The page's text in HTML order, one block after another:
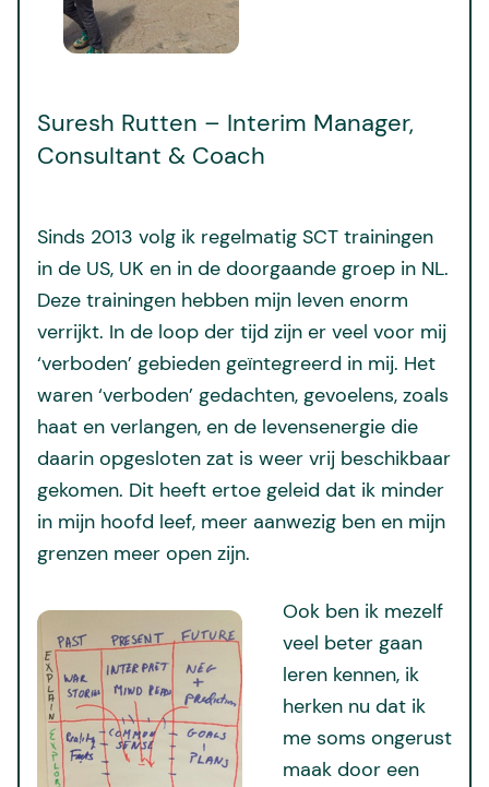
Suresh Rutten – Interim Manager,
Consultant & Coach
Sinds 2013 volg ik regelmatig SCT trainingen
in de US, UK en in de doorgaande groep in NL.
Deze trainingen hebben mijn leven enorm
verrijkt. In de loop der tijd zijn er veel voor mij
‘verboden’ gebieden geïntegreerd in mij. Het
waren ‘verboden’ gedachten, gevoelens, zoals
haat en verlangen, en de levensenergie die
daarin opgesloten zat is weer vrij beschikbaar
gekomen. Dit heeft ertoe geleid dat ik minder
in mijn hoofd leef, meer aanwezig ben en mijn
grenzen meer open zijn.
Ook ben ik mezelf
veel beter gaan
leren kennen, ik
herken nu dat ik
me soms ongerust
maak door een